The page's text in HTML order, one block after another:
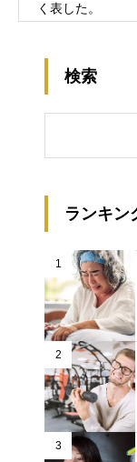
く表した。
検索
ランキン
1
2
3